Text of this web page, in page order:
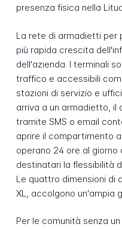
presenza fisica nella
La rete di armadietti per
più rapida crescita
dell'azienda. I terminali
traffico e accessibili
stazioni di servizio e
arriva a un armadietto, il
tramite SMS o email
aprire il compartimento
operano 24 ore al
destinatari la flessibilità
Le quattro dimensioni di
XL, accolgono un'ampia
Per le comunità senza